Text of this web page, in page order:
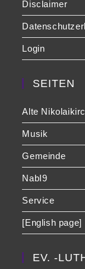
Disclaimer
Login
SEITEN
Alte
Musik
Gemeinde
NabI9
Service
[English page]
EV. -